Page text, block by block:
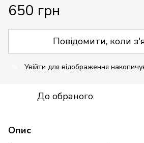
650 грн
Повідомити, коли
Увійти для відображення
До обраного
Опис